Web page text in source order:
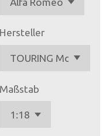
Hersteller
Maßstab